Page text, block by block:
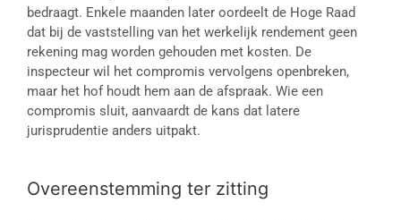
bedraagt. Enkele maanden later oordeelt de Hoge Raad
dat bij de vaststelling van het werkelijk rendement geen
rekening mag worden gehouden met kosten. De
inspecteur wil het compromis vervolgens openbreken,
maar het hof houdt hem aan de afspraak. Wie een
compromis sluit, aanvaardt de kans dat latere
jurisprudentie anders uitpakt.
Overeenstemming ter zitting